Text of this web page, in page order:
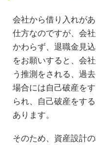
会社から借り入れが
仕方なのですが、会
かわらず、退職金見
をお願いすると、会
う推測をされる、過
場合には自己破産を
られ、自己破産をす
あります。
そのため、資産設計